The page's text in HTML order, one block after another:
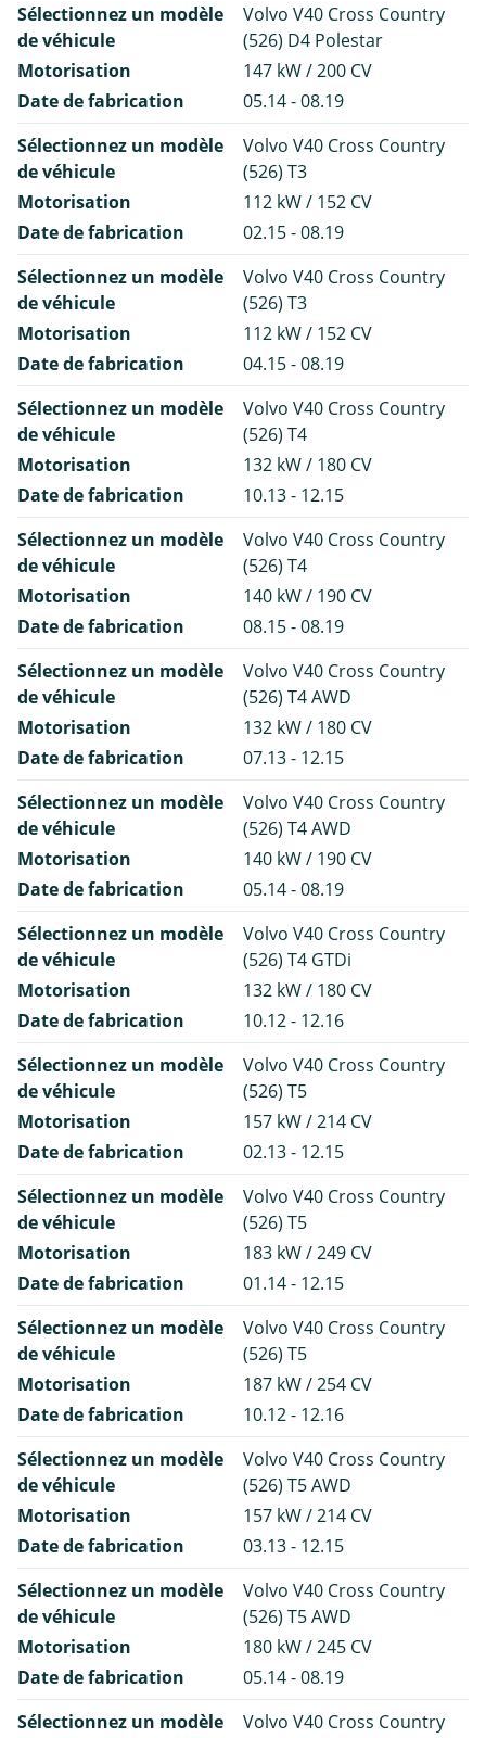
Sélectionnez un modèle
de véhicule
Volvo V40 Cross Country
(526) D4 Polestar
Motorisation
147 kW / 200 CV
Date de fabrication
05.14 - 08.19
Sélectionnez un modèle
de véhicule
Volvo V40 Cross Country
(526) T3
Motorisation
112 kW / 152 CV
Date de fabrication
02.15 - 08.19
Sélectionnez un modèle
de véhicule
Volvo V40 Cross Country
(526) T3
Motorisation
112 kW / 152 CV
Date de fabrication
04.15 - 08.19
Sélectionnez un modèle
de véhicule
Volvo V40 Cross Country
(526) T4
Motorisation
132 kW / 180 CV
Date de fabrication
10.13 - 12.15
Sélectionnez un modèle
de véhicule
Volvo V40 Cross Country
(526) T4
Motorisation
140 kW / 190 CV
Date de fabrication
08.15 - 08.19
Sélectionnez un modèle
de véhicule
Volvo V40 Cross Country
(526) T4 AWD
Motorisation
132 kW / 180 CV
Date de fabrication
07.13 - 12.15
Sélectionnez un modèle
de véhicule
Volvo V40 Cross Country
(526) T4 AWD
Motorisation
140 kW / 190 CV
Date de fabrication
05.14 - 08.19
Sélectionnez un modèle
de véhicule
Volvo V40 Cross Country
(526) T4 GTDi
Motorisation
132 kW / 180 CV
Date de fabrication
10.12 - 12.16
Sélectionnez un modèle
de véhicule
Volvo V40 Cross Country
(526) T5
Motorisation
157 kW / 214 CV
Date de fabrication
02.13 - 12.15
Sélectionnez un modèle
de véhicule
Volvo V40 Cross Country
(526) T5
Motorisation
183 kW / 249 CV
Date de fabrication
01.14 - 12.15
Sélectionnez un modèle
de véhicule
Volvo V40 Cross Country
(526) T5
Motorisation
187 kW / 254 CV
Date de fabrication
10.12 - 12.16
Sélectionnez un modèle
de véhicule
Volvo V40 Cross Country
(526) T5 AWD
Motorisation
157 kW / 214 CV
Date de fabrication
03.13 - 12.15
Sélectionnez un modèle
de véhicule
Volvo V40 Cross Country
(526) T5 AWD
Motorisation
180 kW / 245 CV
Date de fabrication
05.14 - 08.19
Sélectionnez un modèle
Volvo V40 Cross Country